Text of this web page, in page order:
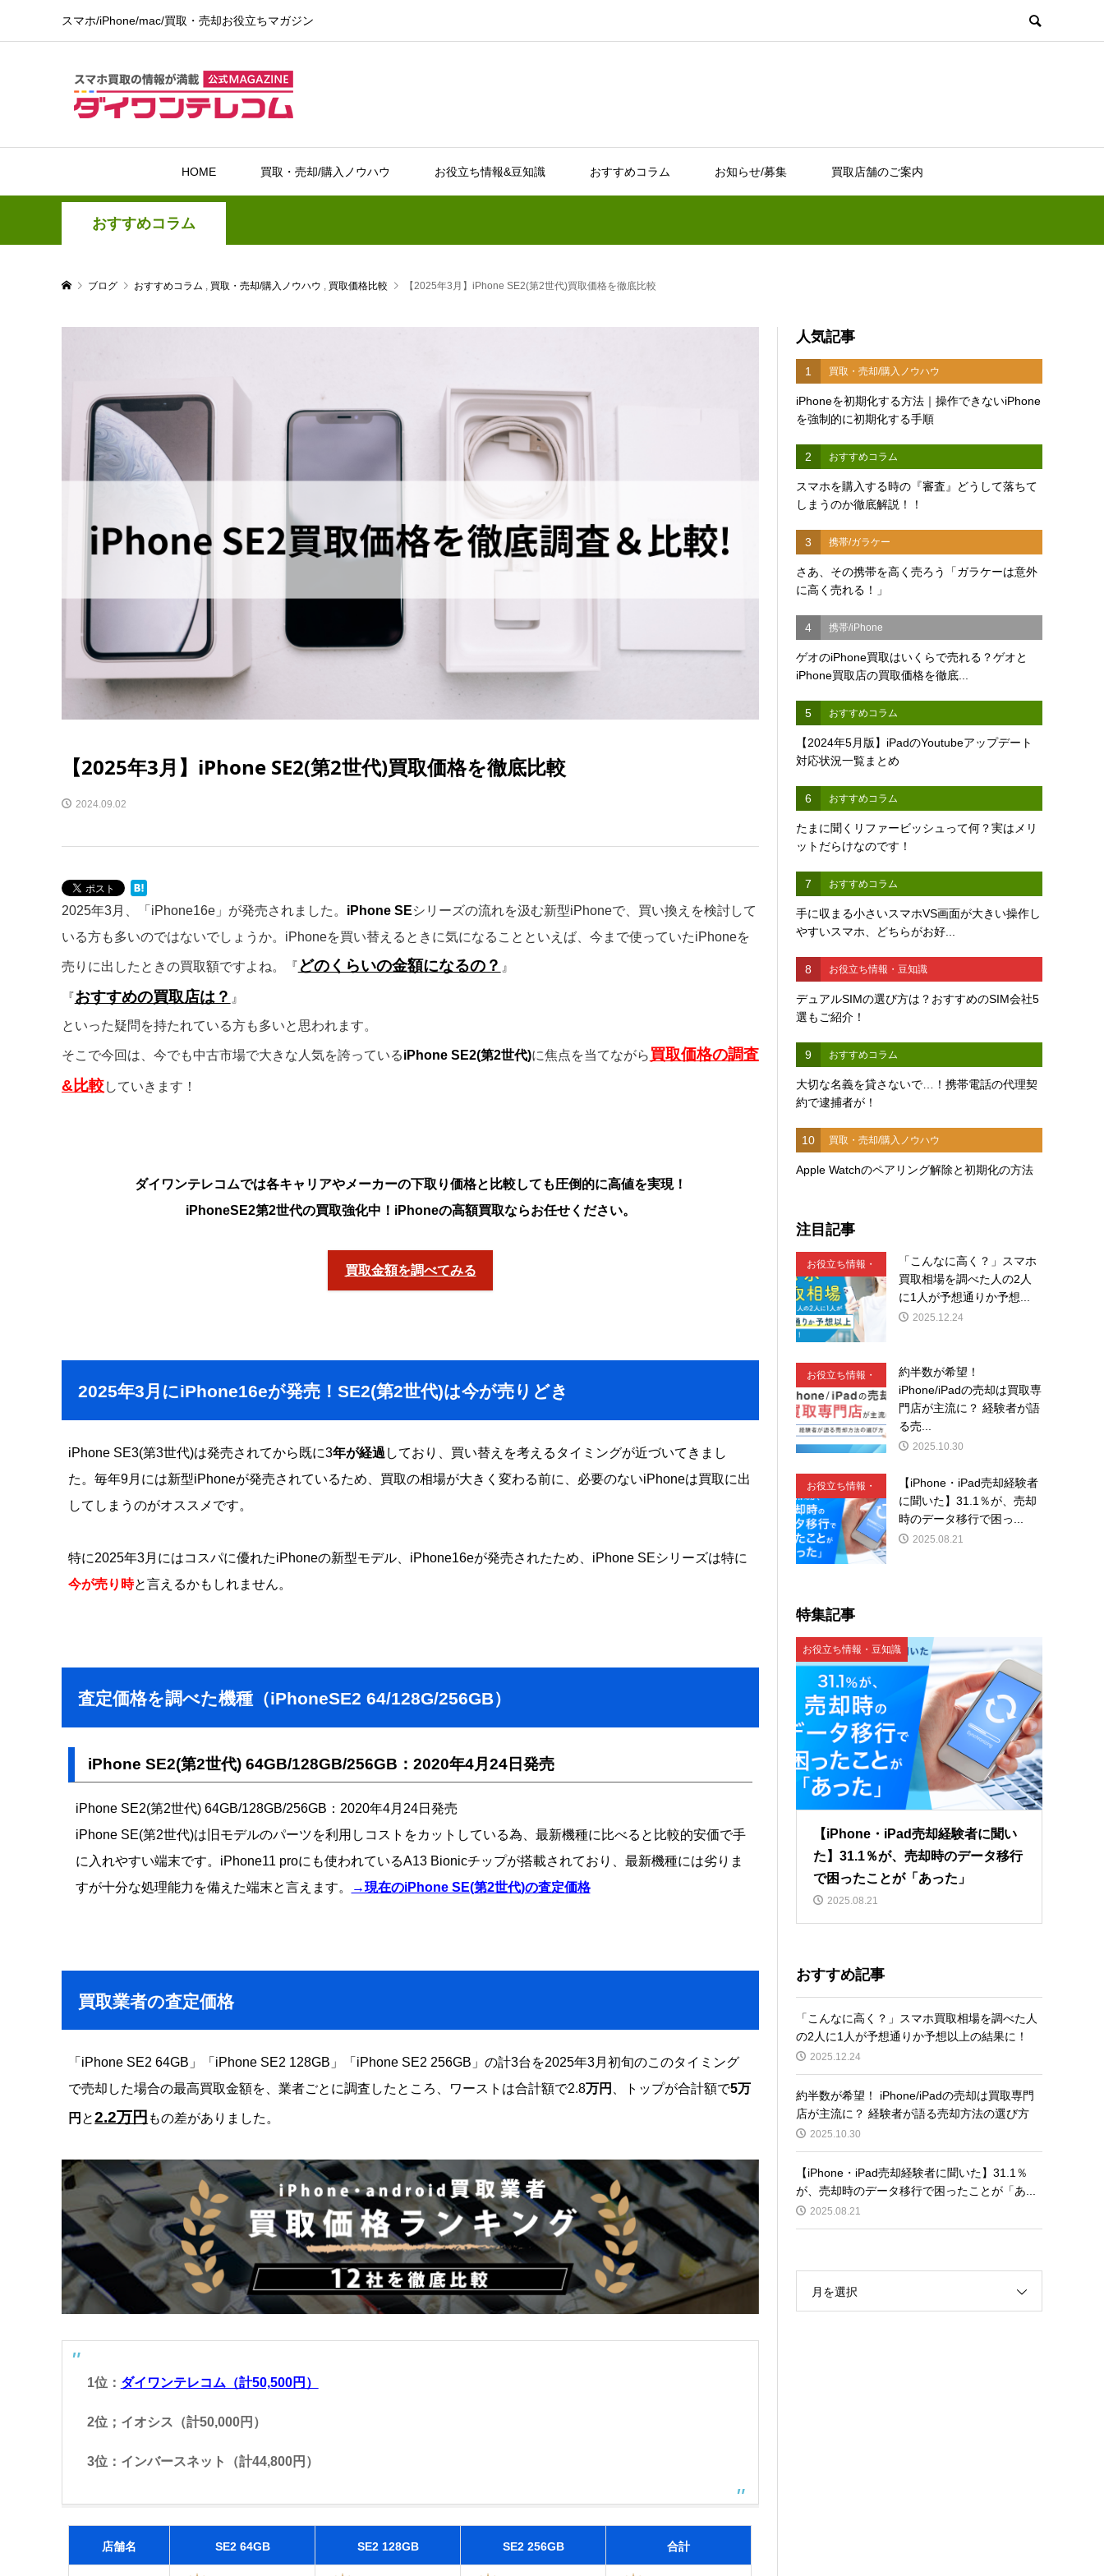
スマホ/iPhone/mac/買取・売却お役立ちマガジン
HOME 買取・売却/購入ノウハウ お役立ち情報&豆知識 おすすめコラム お知らせ/募集 買取店舗のご案内
おすすめコラム
ブログ おすすめコラム , 買取・売却/購入ノウハウ , 買取価格比較 【2025年3月】iPhone SE2(第2世代)買取価格を徹底比較
【2025年3月】iPhone SE2(第2世代)買取価格を徹底比較
2024.09.02
2025年3月、「iPhone16e」が発売されました。 iPhone SEシリーズの流れを汲む新型iPhoneで、買い換えを検討して
いる方も多いのではないでしょうか。iPhoneを買い替えるときに気になることといえば、今まで使っていたiPhoneを
売りに出したときの買取額ですよね。『 どのくらいの金額になるの？ 』
『おすすめの買取店は？ 』
といった疑問を持たれている方も多いと思われます。
そこで今回は、今でも中古市場で大きな人気を誇っているiPhone SE2(第2世代)に焦点を当てながら 買取価格の調査
&比較していきます！
ダイワンテレコムでは各キャリアやメーカーの下取り価格と比較しても圧倒的に高値を実現！
iPhoneSE2第2世代の買取強化中！iPhoneの高額買取ならお任せください。
買取金額を調べてみる
2025年3月にiPhone16eが発売！SE2(第2世代)は今が売りどき
iPhone SE3(第3世代)は発売されてから既に3年が経過 しており、買い替えを考えるタイミングが近づいてきまし
た。毎年9月には新型iPhoneが発売されているため、買取の相場が大きく変わる前に、必要のないiPhoneは買取に出
してしまうのがオススメです。
特に2025年3月にはコスパに優れたiPhoneの新型モデル、iPhone16eが発売されたため、iPhone SEシリーズは特に
今が売り時と言えるかもしれません。
査定価格を調べた機種（iPhoneSE2 64/128G/256GB）
iPhone SE2(第2世代) 64GB/128GB/256GB：2020年4月24日発売
iPhone SE2(第2世代) 64GB/128GB/256GB：2020年4月24日発売
iPhone SE(第2世代)は旧モデルのパーツを利用しコストをカットしている為、最新機種に比べると比較的安価で手
に入れやすい端末です。iPhone11 proにも使われているA13 Bionicチップが搭載されており、最新機種には劣りま
すが十分な処理能力を備えた端末と言えます。
→現在のiPhone SE(第2世代)の査定価格
買取業者の査定価格
「iPhone SE2 64GB」「iPhone SE2 128GB」「iPhone SE2 256GB」の計3台を2025年3月初旬のこのタイミング
で売却した場合の最高買取金額を、業者ごとに調査したところ、ワーストは合計額で2.8万円 、トップが合計額で5万
円 と2.2万円 もの差がありました。
1位： ダイワンテレコム（計50,500円）
2位；イオシス（計50,000円）
3位：インバースネット（計44,800円）
店舗名 SE2 64GB SE2 128GB SE2 256GB 合計
人気記事
1 買取・売却/購入ノウハウ
iPhoneを初期化する方法｜操作できないiPhone
を強制的に初期化する手順
2 おすすめコラム
スマホを購入する時の『審査』どうして落ちて
しまうのか徹底解説！！
3 携帯/ガラケー
さあ、その携帯を高く売ろう「ガラケーは意外
に高く売れる！」
4 携帯/iPhone
ゲオのiPhone買取はいくらで売れる？ゲオと
iPhone買取店の買取価格を徹底...
5 おすすめコラム
【2024年5月版】iPadのYoutubeアップデート
対応状況一覧まとめ
6 おすすめコラム
たまに聞くリファービッシュって何？実はメリ
ットだらけなのです！
7 おすすめコラム
手に収まる小さいスマホVS画面が大きい操作し
やすいスマホ、どちらがお好...
8 お役立ち情報・豆知識
デュアルSIMの選び方は？おすすめのSIM会社5
選もご紹介！
9 おすすめコラム
大切な名義を貸さないで…！携帯電話の代理契
約で逮捕者が！
10 買取・売却/購入ノウハウ
Apple Watchのペアリング解除と初期化の方法
注目記事
お役立ち情報・
豆知識
「こんなに高く？」スマホ
買取相場を調べた人の2人
に1人が予想通りか予想...
2025.12.24
お役立ち情報・
豆知識
約半数が希望！
iPhone/iPadの売却は買取専
門店が主流に？ 経験者が語
る売...
2025.10.30
お役立ち情報・
豆知識
【iPhone・iPad売却経験者
に聞いた】31.1％が、売却
時のデータ移行で困っ...
2025.08.21
特集記事
お役立ち情報・豆知識
【iPhone・iPad売却経験者に聞い
た】31.1％が、売却時のデータ移行
で困ったことが「あった」
2025.08.21
おすすめ記事
「こんなに高く？」スマホ買取相場を調べた人
の2人に1人が予想通りか予想以上の結果に！
2025.12.24
約半数が希望！ iPhone/iPadの売却は買取専門
店が主流に？ 経験者が語る売却方法の選び方
2025.10.30
【iPhone・iPad売却経験者に聞いた】31.1％
が、売却時のデータ移行で困ったことが「あ...
2025.08.21
月を選択